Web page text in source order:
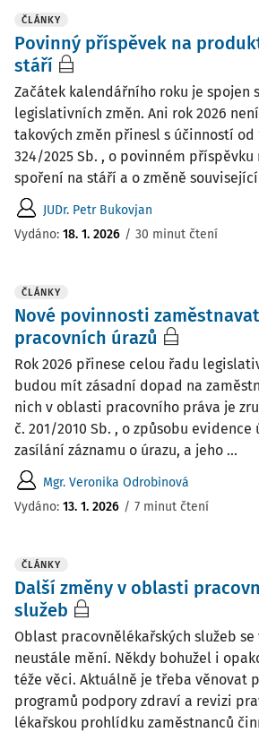
ČLÁNKY
Povinný příspěvek na
stáří
Začátek kalendářního roku je spojen
legislativních změn. Ani rok 2026
takových změn přinesl s účinností od
324/2025 Sb. , o povinném
spoření na stáří a o změně
JUDr. Petr Bukovjan
Vydáno: 18. 1. 2026 / 30 minut čtení
ČLÁNKY
Nové povinnosti
pracovních úrazů
Rok 2026 přinese celou řadu
budou mít zásadní dopad na
nich v oblasti pracovního práva je
č. 201/2010 Sb. , o způsobu evidence
zasílání záznamu o úrazu, a jeho ...
Mgr. Veronika Odrobinová
Vydáno: 13. 1. 2026 / 7 minut čtení
ČLÁNKY
Další změny v oblasti
služeb
Oblast pracovnělékařských služeb
neustále mění. Někdy bohužel i
téže věci. Aktuálně je třeba věnovat
programů podpory zdraví a revizi
lékařskou prohlídku zaměstnanců